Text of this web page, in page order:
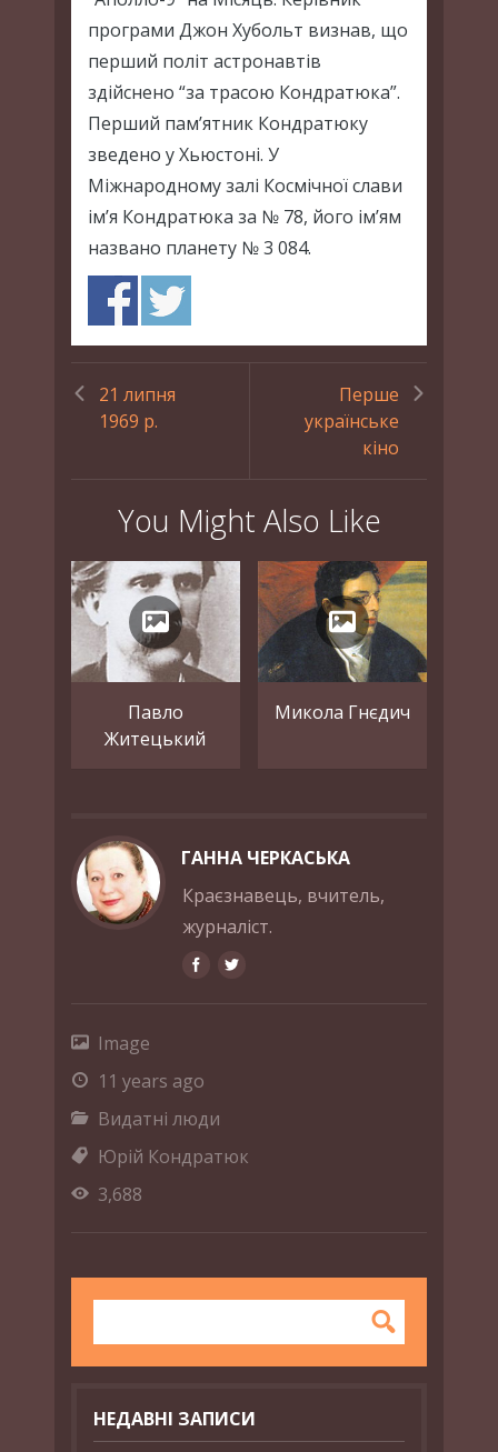
програми Джон Хубольт визнав, що
перший політ астронавтів
здійснено “за трасою Кондратюка”.
Перший пам’ятник Кондратюку
зведено у Хьюстоні. У
Міжнародному залі Космічної слави
ім’я Кондратюка за № 78, його ім’ям
названо планету № 3 084.
21 липня
1969 р.
Перше
українське
кіно
You Might Also Like
Павло
Житецький
Микола Гнєдич
ГАННА ЧЕРКАСЬКА
Краєзнавець, вчитель,
журналіст.
Image
11 years ago
Видатні люди
Юрій Кондратюк
3,688
НЕДАВНІ ЗАПИСИ